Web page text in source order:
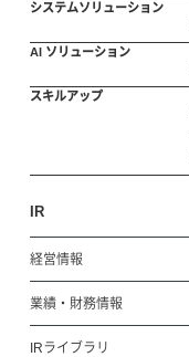
システムソリューション
AI ソリューション
スキルアップ
IR
経営情報
業績・財務情報
IRライブラリ